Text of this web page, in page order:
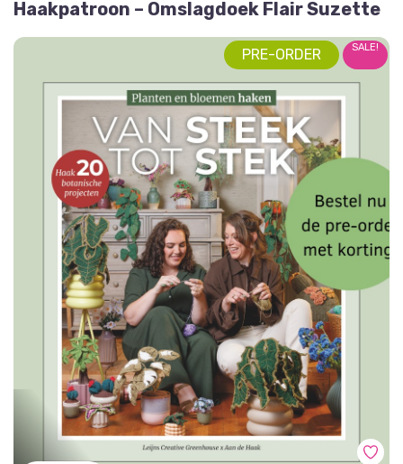
Haakpatroon – Omslagdoek Flair Suzette
PRE-ORDER SALE!